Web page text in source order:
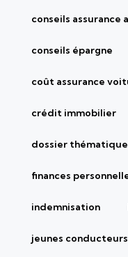
conseils assurance
conseils épargne
coût assurance
crédit immobilier
dossier thématique
finances
indemnisation
jeunes conducteurs